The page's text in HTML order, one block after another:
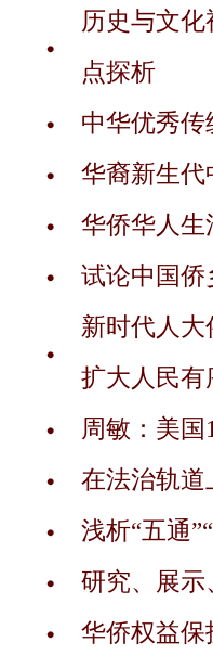
历史与文
点探析
中华优秀
华裔新生
华侨华人
试论中国
新时代人
扩大人民有
周敏：美
在法治轨道
浅析“五通
研究、展
华侨权益保